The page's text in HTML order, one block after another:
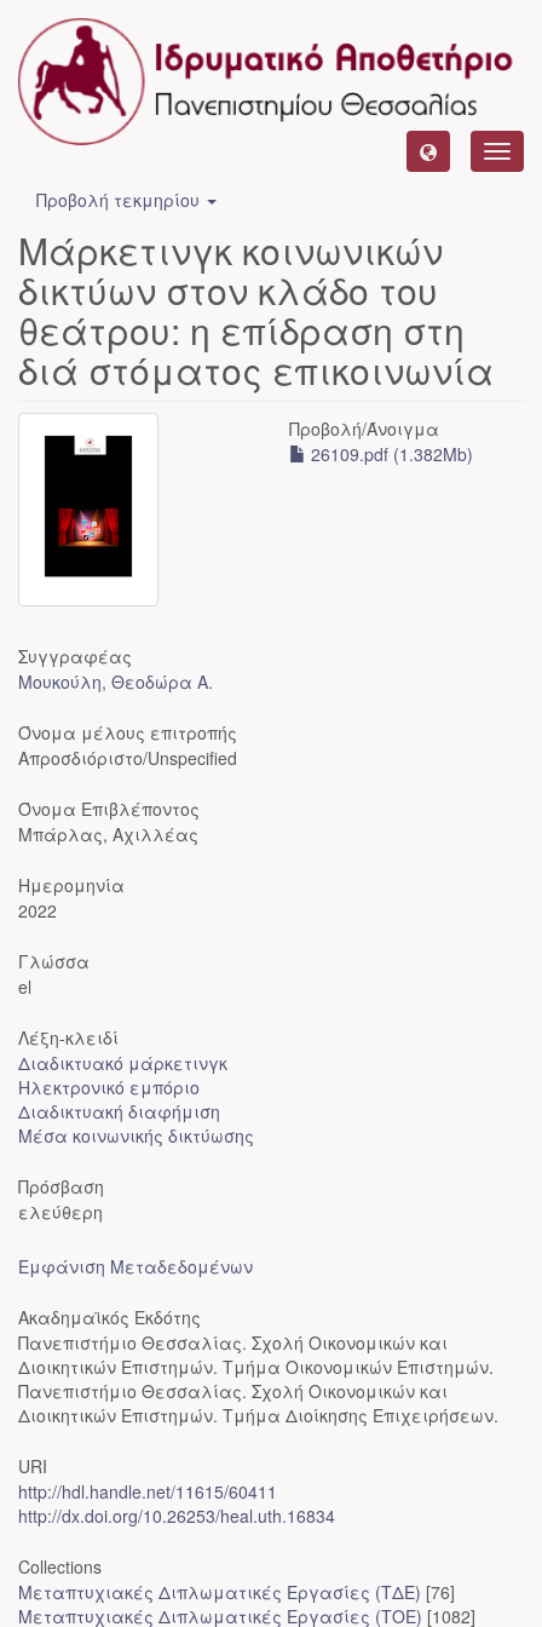
Προβολή τεκμηρίου
Μάρκετινγκ κοινωνικών
δικτύων στον κλάδο του
θεάτρου: η επίδραση στη
διά στόματος επικοινωνία
Προβολή/Άνοιγμα
26109.pdf (1.382Mb)
Συγγραφέας
Μουκούλη, Θεοδώρα Α.
Όνομα μέλους επιτροπής
Απροσδιόριστο/Unspecified
Όνομα Επιβλέποντος
Μπάρλας, Αχιλλέας
Ημερομηνία
2022
Γλώσσα
el
Λέξη-κλειδί
Διαδικτυακό μάρκετινγκ
Ηλεκτρονικό εμπόριο
Διαδικτυακή διαφήμιση
Μέσα κοινωνικής δικτύωσης
Πρόσβαση
ελεύθερη
Εμφάνιση Μεταδεδομένων
Ακαδημαϊκός Εκδότης
Πανεπιστήμιο Θεσσαλίας. Σχολή Οικονομικών και
Διοικητικών Επιστημών. Τμήμα Οικονομικών Επιστημών.
Πανεπιστήμιο Θεσσαλίας. Σχολή Οικονομικών και
Διοικητικών Επιστημών. Τμήμα Διοίκησης Επιχειρήσεων.
URI
http://hdl.handle.net/11615/60411
http://dx.doi.org/10.26253/heal.uth.16834
Collections
Μεταπτυχιακές Διπλωματικές Εργασίες (ΤΔΕ) [76]
Μεταπτυχιακές Διπλωματικές Εργασίες (ΤΟΕ) [1082]